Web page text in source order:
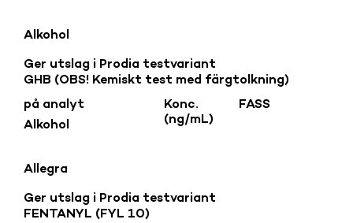
Alkohol
Alkohol
GHB (OBS! Kemiskt test med färgtolkning)
på analyt
Konc.
(ng/mL)
Ger utslag i Prodia testvariant
FASS
Allegra
FENTANYL (FYL 10)
Ger utslag i Prodia testvariant